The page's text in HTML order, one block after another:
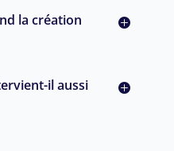
la création
il aussi